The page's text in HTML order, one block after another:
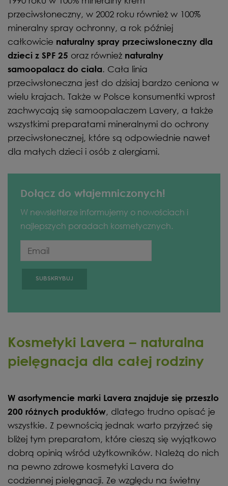
przeciwsłoneczny, w 2002 roku również w 100%
mineralny spray ochronny, a rok później
całkowicie naturalny spray przeciwsłoneczny dla
dzieci z SPF 25 oraz również naturalny
samoopalacz do ciała. Cała linia
przeciwsłoneczna jest do dzisiaj bardzo ceniona w
wielu krajach. Także w Polsce konsumentki wprost
zachwycają się samoopalaczem Lavery, a także
wszystkimi preparatami mineralnymi do ochrony
przeciwsłonecznej, które są odpowiednie nawet
dla małych dzieci i osób z alergiami.
Dołącz do wtajemniczonych!
W newsletterze informujemy o nowościach i
najlepszych poradach kosmetycznych.
Kosmetyki Lavera – naturalna
pielęgnacja dla całej rodziny
W asortymencie marki Lavera znajduje się przeszło
200 różnych produktów, dlatego trudno opisać je
wszystkie. Z pewnością jednak warto przyjrzeć się
bliżej tym preparatom, które cieszą się wyjątkowo
dobrą opinią wśród użytkowników. Należą do nich
na pewno zdrowe kosmetyki Lavera do
codziennej pielęgnacji. Ze względu na świetny